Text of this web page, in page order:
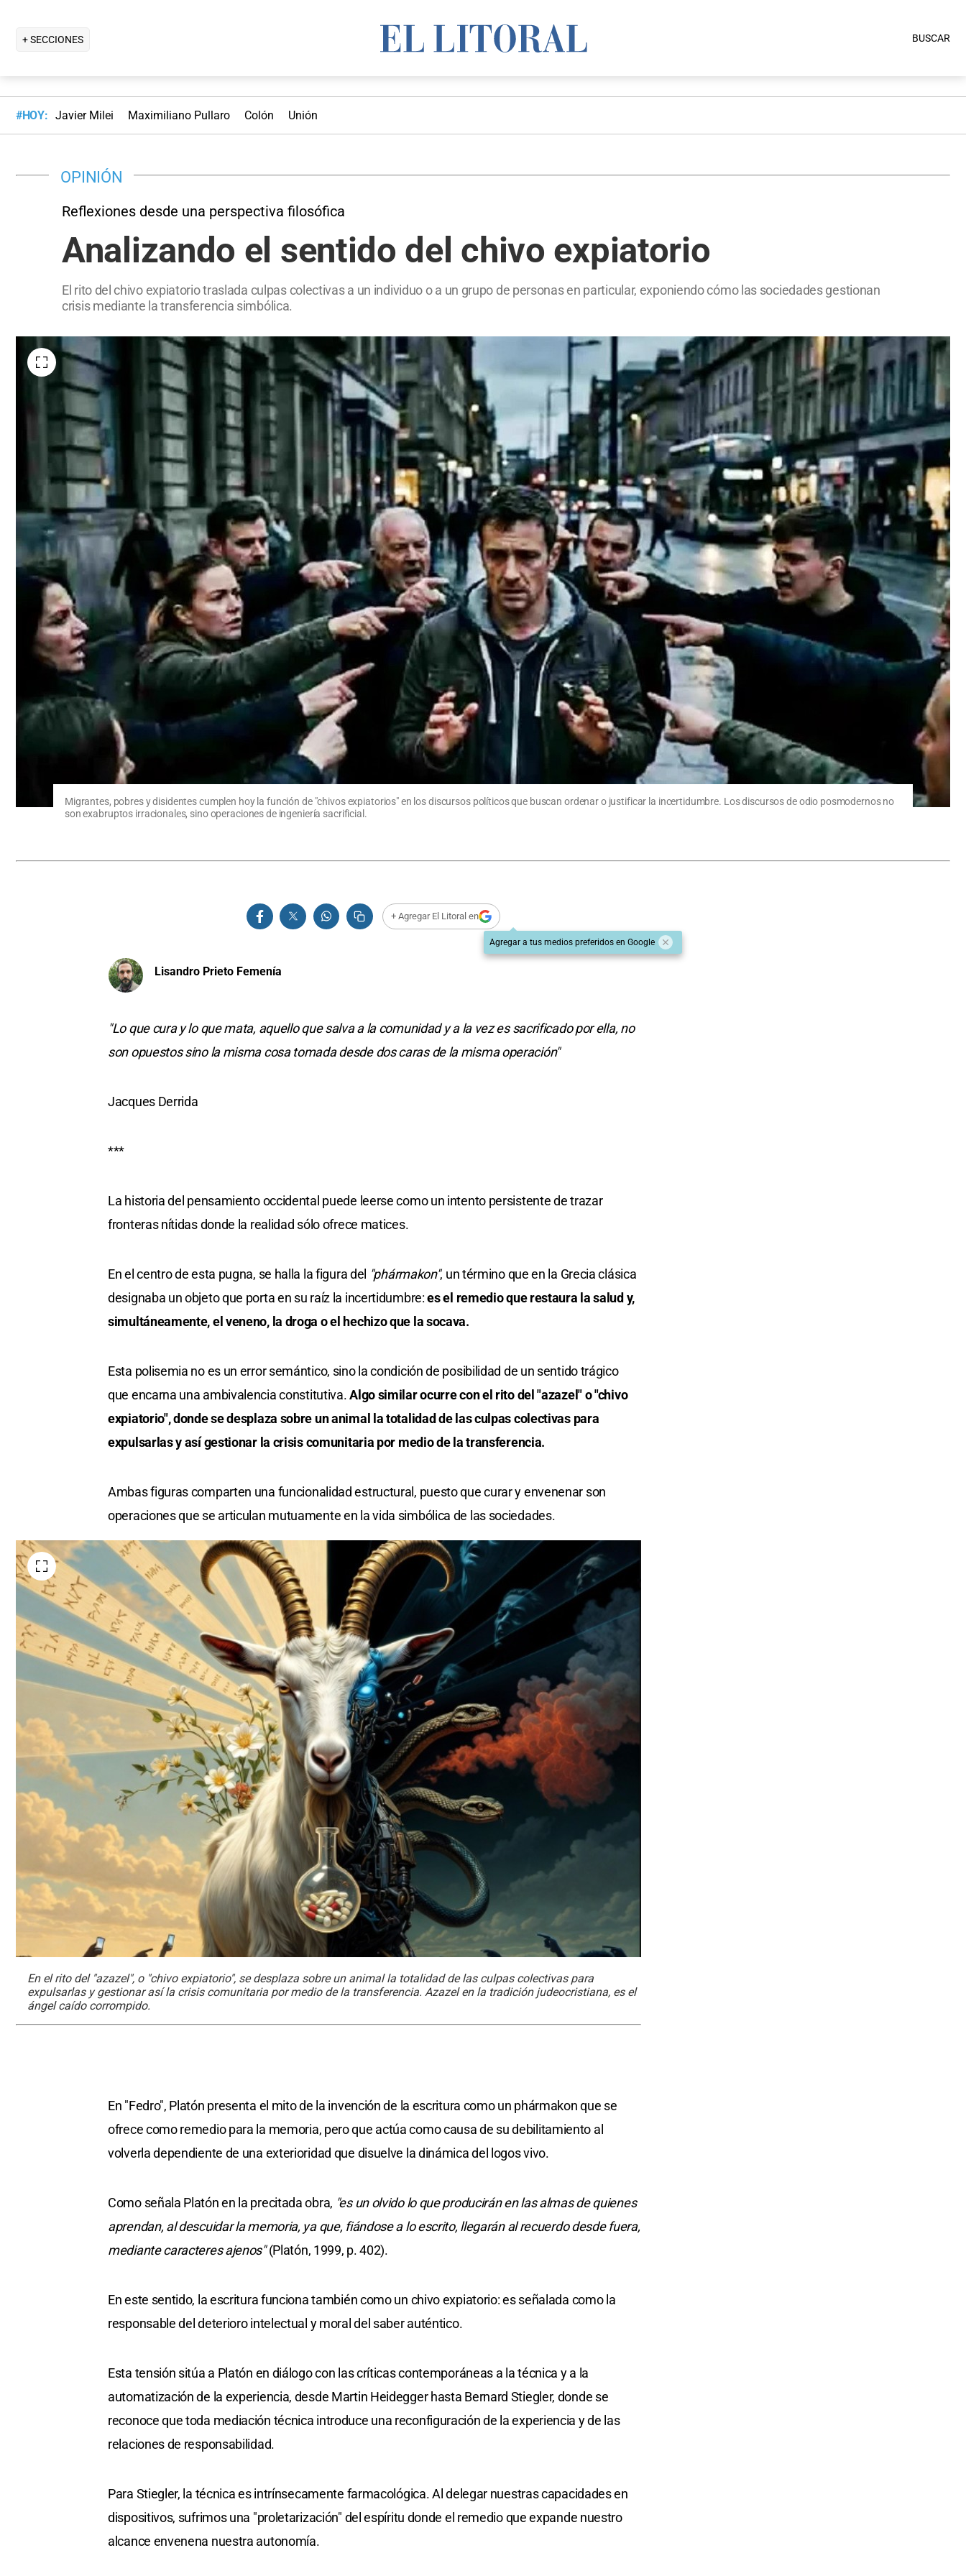
+ SECCIONES BUSCAR
#HOY: Javier Milei Maximiliano Pullaro Colón Unión
OPINIÓN
Reflexiones desde una perspectiva filosófica
Analizando el sentido del chivo expiatorio
El rito del chivo expiatorio traslada culpas colectivas a un individuo o a un grupo de personas en particular, exponiendo cómo las sociedades gestionan
crisis mediante la transferencia simbólica.
Migrantes, pobres y disidentes cumplen hoy la función de "chivos expiatorios" en los discursos políticos que buscan ordenar o justificar la incertidumbre. Los discursos de odio posmodernos no
son exabruptos irracionales, sino operaciones de ingeniería sacrificial.
+ Agregar El Litoral en
Agregar a tus medios preferidos en Google
Lisandro Prieto Femenía
"Lo que cura y lo que mata, aquello que salva a la comunidad y a la vez es sacrificado por ella, no
son opuestos sino la misma cosa tomada desde dos caras de la misma operación"
Jacques Derrida
***
La historia del pensamiento occidental puede leerse como un intento persistente de trazar
fronteras nítidas donde la realidad sólo ofrece matices.
En el centro de esta pugna, se halla la figura del "phármakon", un término que en la Grecia clásica
designaba un objeto que porta en su raíz la incertidumbre:es el remedio que restaura la salud y,
simultáneamente, el veneno, la droga o el hechizo que la socava.
Esta polisemia no es un error semántico, sino la condición de posibilidad de un sentido trágico
que encarna una ambivalencia constitutiva.Algo similar ocurre con el rito del "azazel" o "chivo
expiatorio", donde se desplaza sobre un animal la totalidad de las culpas colectivas para
expulsarlas y así gestionar la crisis comunitaria por medio de la transferencia.
Ambas figuras comparten una funcionalidad estructural, puesto que curar y envenenar son
operaciones que se articulan mutuamente en la vida simbólica de las sociedades.
En el rito del "azazel", o "chivo expiatorio", se desplaza sobre un animal la totalidad de las culpas colectivas para
expulsarlas y gestionar así la crisis comunitaria por medio de la transferencia. Azazel en la tradición judeocristiana, es el
ángel caído corrompido.
En "Fedro", Platón presenta el mito de la invención de la escritura como un phármakon que se
ofrece como remedio para la memoria, pero que actúa como causa de su debilitamiento al
volverla dependiente de una exterioridad que disuelve la dinámica del logos vivo.
Como señala Platón en la precitada obra, "es un olvido lo que producirán en las almas de quienes
aprendan, al descuidar la memoria, ya que, fiándose a lo escrito, llegarán al recuerdo desde fuera,
mediante caracteres ajenos"(Platón, 1999, p. 402).
En este sentido, la escritura funciona también como un chivo expiatorio: es señalada como la
responsable del deterioro intelectual y moral del saber auténtico.
Esta tensión sitúa a Platón en diálogo con las críticas contemporáneas a la técnica y a la
automatización de la experiencia, desde Martin Heidegger hasta Bernard Stiegler, donde se
reconoce que toda mediación técnica introduce una reconfiguración de la experiencia y de las
relaciones de responsabilidad.
Para Stiegler, la técnica es intrínsecamente farmacológica. Al delegar nuestras capacidades en
dispositivos, sufrimos una "proletarización" del espíritu donde el remedio que expande nuestro
alcance envenena nuestra autonomía.